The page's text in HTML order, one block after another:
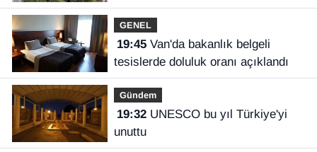
açıkladı
GENEL
19:45Van'da bakanlık belgeli
tesislerde doluluk oranı açıklandı
Gündem
19:32UNESCO bu yıl Türkiye'yi
unuttu